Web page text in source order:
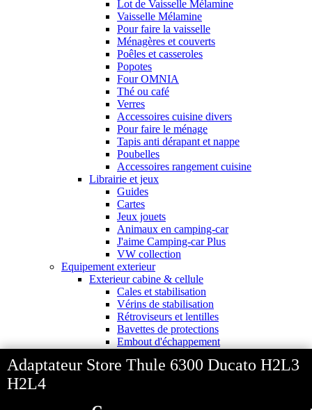
Adaptateur Store Thule 6300 Ducato H2L3
H2L4
Lot de Vaisselle Mélamine
Vaisselle Mélamine
Pour faire la vaisselle
Ménagères et couverts
Poêles et casseroles
Popotes
Four OMNIA
Thé ou café
Verres
Accessoires cuisine divers
Pour faire le ménage
Tapis anti dérapant et nappe
Poubelles
Accessoires rangement cuisine
Librairie et jeux
Guides
Cartes
Jeux jouets
Animaux en camping-car
J'aime Camping-car Plus
VW collection
Equipement exterieur
Exterieur cabine & cellule
Cales et stabilisation
Vérins de stabilisation
Rétroviseurs et lentilles
Bavettes de protections
Embout d'échappement
Jantes,Pneus,Roues et accessoires
Isolation & hivernage